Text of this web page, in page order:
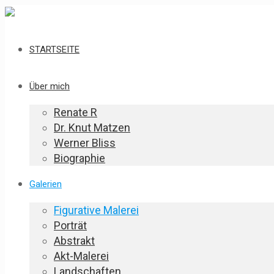
STARTSEITE
Über mich
Renate R
Dr. Knut Matzen
Werner Bliss
Biographie
Galerien
Figurative Malerei
Porträt
Abstrakt
Akt-Malerei
Landschaften